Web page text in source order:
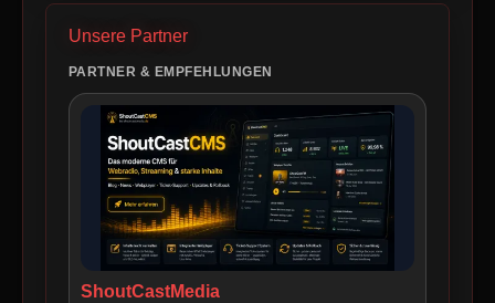
Unsere Partner
PARTNER & EMPFEHLUNGEN
ShoutCastMedia